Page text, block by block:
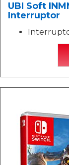
UBI Soft
Interruptor